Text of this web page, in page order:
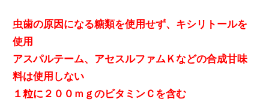
虫歯の原因になる糖類を使用せず、キシリトールを
使用
アスパルテーム、アセスルファムＫなどの合成甘味
料は使用しない
１粒に２００ｍｇのビタミンＣを含む